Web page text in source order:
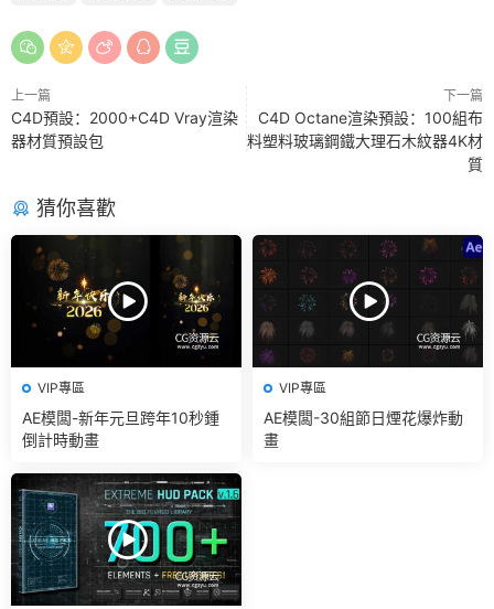
上一篇
C4D預設：2000+C4D Vray渲染
器材質預設包
下一篇
C4D Octane渲染預設：100組布
料塑料玻璃鋼鐵大理石木紋器4K材
質
猜你喜歡
VIP專區
AE模闆-新年元旦跨年10秒鍾
倒計時動畫
VIP專區
AE模闆-30組節日煙花爆炸動
畫